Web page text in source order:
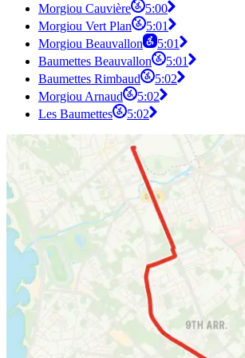
Morgiou Cauvière
5:00
Morgiou Vert Plan
5:01
Morgiou Beauvallon
5:01
Baumettes Beauvallon
5:01
Baumettes Rimbaud
5:02
Morgiou Arnaud
5:02
Les Baumettes
5:02